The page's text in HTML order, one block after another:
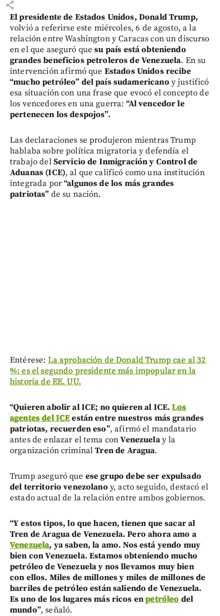
share
El presidente de Estados Unidos, Donald Trump,
volvió a referirse este miércoles, 6 de agosto, a la
relación entre Washington y Caracas con un discurso
en el que aseguró quesu país está obteniendo
grandes beneficios petroleros de Venezuela. En su
intervención afirmó que Estados Unidos recibe
“mucho petróleo” del país sudamericano y justificó
esa situación con una frase que evocó el concepto de
los vencedores en una guerra: “Al vencedor le
pertenecen los despojos”.
Las declaraciones se produjeron mientras Trump
hablaba sobre política migratoria y defendía el
trabajo delServicio de Inmigración y Control de
Aduanas (ICE), al que calificó como una institución
integrada por“algunos de los más grandes
patriotas” de su nación.
Entérese: La aprobación de Donald Trump cae al 32
%: es el segundo presidente más impopular en la
historia de EE. UU.
“Quieren abolir al ICE; no quieren al ICE.Los
agentes del ICEestán entre nuestros más grandes
patriotas, recuerden eso”, afirmó el mandatario
antes de enlazar el tema conVenezuelay la
organización criminalTren de Aragua.
Trump aseguró que ese grupo debe ser expulsado
del territorio venezolano y, acto seguido, destacó el
estado actual de la relación entre ambos gobiernos.
“Y estos tipos, lo que hacen, tienen que sacar al
Tren de Aragua de Venezuela. Pero ahora amo a
Venezuela, ya saben, la amo. Nos está yendo muy
bien con Venezuela. Estamos obteniendo mucho
petróleo de Venezuela y nos llevamos muy bien
con ellos. Miles de millones y miles de millones de
barriles de petróleo están saliendo de Venezuela.
Es uno de los lugares más ricos enpetróleo del
mundo”, señaló.